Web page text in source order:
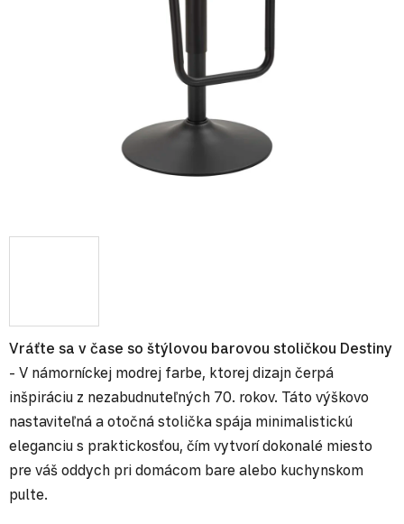
Vráťte sa v čase so štýlovou barovou stoličkou Destiny
- V námorníckej modrej farbe, ktorej dizajn čerpá
inšpiráciu z nezabudnuteľných 70. rokov. Táto výškovo
nastaviteľná a otočná stolička spája minimalistickú
eleganciu s praktickosťou, čím vytvorí dokonalé miesto
pre váš oddych pri domácom bare alebo kuchynskom
pulte.